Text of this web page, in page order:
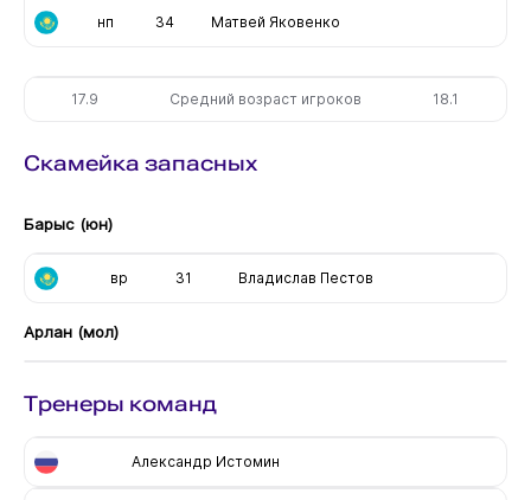
нп 34 Матвей Яковенко
17.9 Средний возраст игроков 18.1
Скамейка запасных
Барыс (юн)
вр 31 Владислав Пестов
Арлан (мол)
Тренеры команд
Александр Истомин